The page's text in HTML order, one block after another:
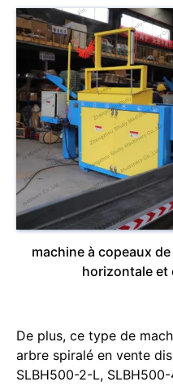
machine à copeaux
horizontale et
De plus, ce type de
arbre spiralé en vente
SLBH500-2-L,